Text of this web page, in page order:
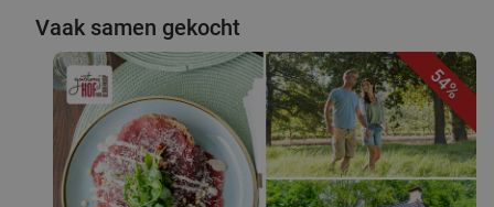
Vaak samen gekocht
54%